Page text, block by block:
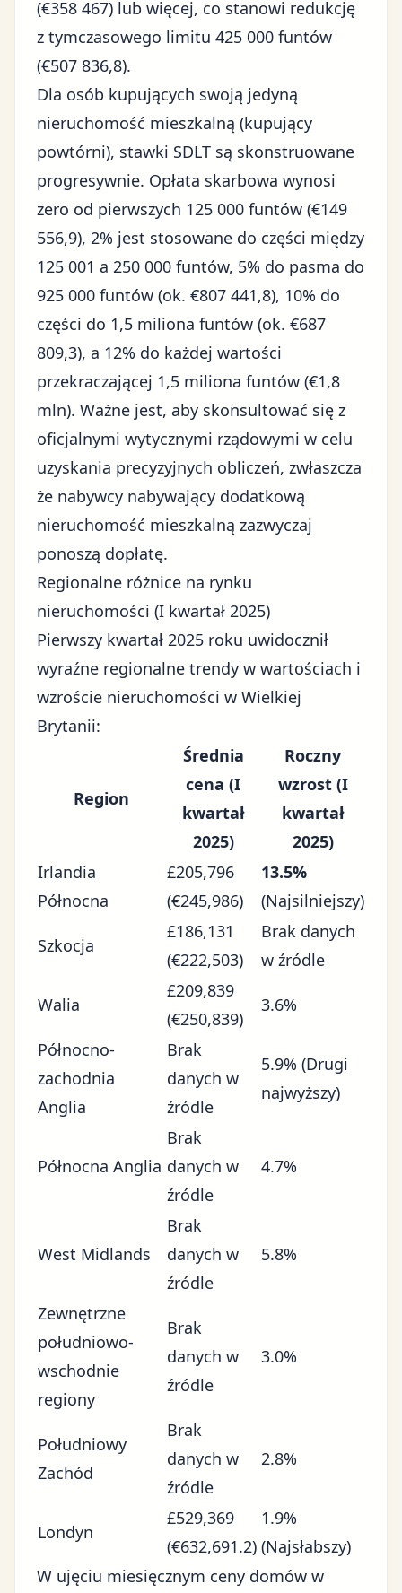
(€358 467) lub więcej, co stanowi redukcję
z tymczasowego limitu 425 000 funtów
(€507 836,8).
Dla osób kupujących swoją jedyną
nieruchomość mieszkalną (kupujący
powtórni), stawki SDLT są skonstruowane
progresywnie. Opłata skarbowa wynosi
zero od pierwszych 125 000 funtów (€149
556,9), 2% jest stosowane do części między
125 001 a 250 000 funtów, 5% do pasma do
925 000 funtów (ok. €807 441,8), 10% do
części do 1,5 miliona funtów (ok. €687
809,3), a 12% do każdej wartości
przekraczającej 1,5 miliona funtów (€1,8
mln). Ważne jest, aby skonsultować się z
oficjalnymi wytycznymi rządowymi w celu
uzyskania precyzyjnych obliczeń, zwłaszcza
że nabywcy nabywający dodatkową
nieruchomość mieszkalną zazwyczaj
ponoszą dopłatę.
Regionalne różnice na rynku
nieruchomości (I kwartał 2025)
Pierwszy kwartał 2025 roku uwidocznił
wyraźne regionalne trendy w wartościach i
wzroście nieruchomości w Wielkiej
Brytanii:
Region
Średnia
cena (I
kwartał
2025)
Roczny
wzrost (I
kwartał
2025)
Irlandia
Północna
£205,796
(€245,986)
13.5%
(Najsilniejszy)
Szkocja
£186,131
(€222,503)
Brak danych
w źródle
Walia
£209,839
(€250,839)
3.6%
Północno-
zachodnia
Anglia
Brak
danych w
źródle
5.9% (Drugi
najwyższy)
Północna Anglia
Brak
danych w
źródle
4.7%
West Midlands
Brak
danych w
źródle
5.8%
Zewnętrzne
południowo-
wschodnie
regiony
Brak
danych w
źródle
3.0%
Południowy
Zachód
Brak
danych w
źródle
2.8%
Londyn
£529,369
(€632,691.2)
1.9%
(Najsłabszy)
W ujęciu miesięcznym ceny domów w